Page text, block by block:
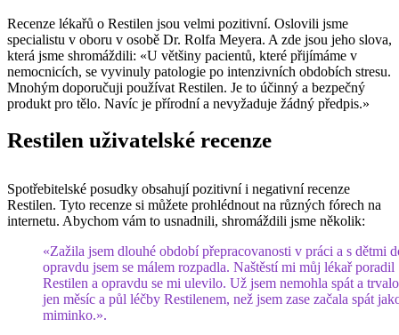
Recenze lékařů o Restilen jsou velmi pozitivní. Oslovili jsme
specialistu v oboru v osobě Dr. Rolfa Meyera. A zde jsou jeho slova,
která jsme shromáždili: «U většiny pacientů, které přijímáme v
nemocnicích, se vyvinuly patologie po intenzivních obdobích stresu.
Mnohým doporučuji používat Restilen. Je to účinný a bezpečný
produkt pro tělo. Navíc je přírodní a nevyžaduje žádný předpis.»
Restilen uživatelské recenze
Spotřebitelské posudky obsahují pozitivní i negativní recenze
Restilen. Tyto recenze si můžete prohlédnout na různých fórech na
internetu. Abychom vám to usnadnili, shromáždili jsme několik:
«Zažila jsem dlouhé období přepracovanosti v práci a s dětmi
opravdu jsem se málem rozpadla. Naštěstí mi můj lékař poradil
Restilen a opravdu se mi ulevilo. Už jsem nemohla spát a
jen měsíc a půl léčby Restilenem, než jsem zase začala spát
miminko.».